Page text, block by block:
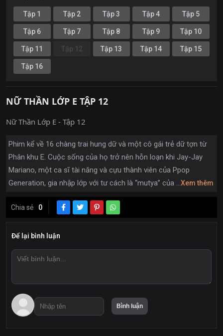
Tập 1 Tập 2 Tập 3 Tập 4 Tập 5
Tập 6 Tập 7 Tập 8 Tập 9 Tập 10
Tập 11 Tập 12 Tập 13 Tập 14 Tập 15
Tập 16
NỮ THẦN LỚP E TẬP 12
Nữ Thần Lớp E - Tập 12
Phim kể về 16 chàng trai hung dữ và một cô gái trẻ dữ tợn từ
Phân khu E. Cuộc sống của họ trở nên hỗn loạn khi Jay-Jay
Mariano, một ca sĩ tài năng và cựu thành viên của Ppop
Generation, gia nhập lớp với tư cách là “mutya” của ...Xem thêm
Chia sẻ 0
Để lại bình luận